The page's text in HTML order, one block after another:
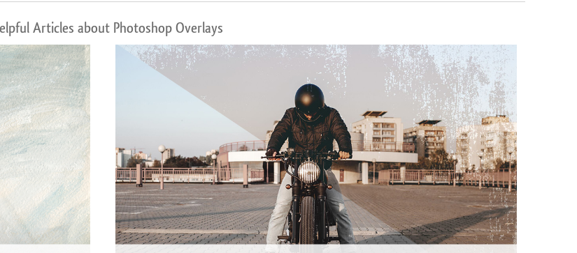
Articles about Photoshop Overlays